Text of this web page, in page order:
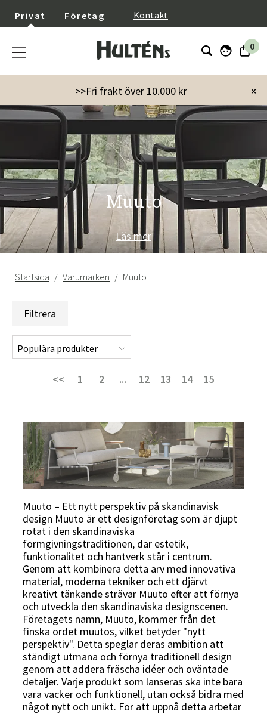
Privat Företag Kontakt
0
×
>>Fri frakt över 10.000 kr
Muuto
Läs mer
Startsida Varumärken Muuto
Filtrera
<< 1 2 ... 12 13 14 15
Muuto – Ett nytt perspektiv på skandinavisk
design Muuto är ett designföretag som är djupt
rotat i den skandinaviska
formgivningstraditionen, där estetik,
funktionalitet och hantverk står i centrum.
Genom att kombinera detta arv med innovativa
material, moderna tekniker och ett djärvt
kreativt tänkande strävar Muuto efter att förnya
och utveckla den skandinaviska designscenen.
Företagets namn, Muuto, kommer från det
finska ordet muutos, vilket betyder "nytt
perspektiv". Detta speglar deras ambition att
ständigt utmana och förnya traditionell design
genom att addera fräscha idéer och oväntade
detaljer. Varje produkt som lanseras ska inte bara
vara vacker och funktionell, utan också bidra med
något nytt och unikt. För att uppnå detta arbetar